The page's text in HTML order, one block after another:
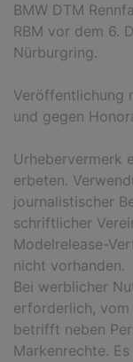
BMW DTM
RBM vor dem 6.
Nürburgring.
Veröffentlichung
und gegen
Urhebervermerk
erbeten.
journalistischer
schriftlicher
Modelrelease-
nicht vorhanden.
Bei werblicher
erforderlich, vom
betrifft neben
Markenrechte.